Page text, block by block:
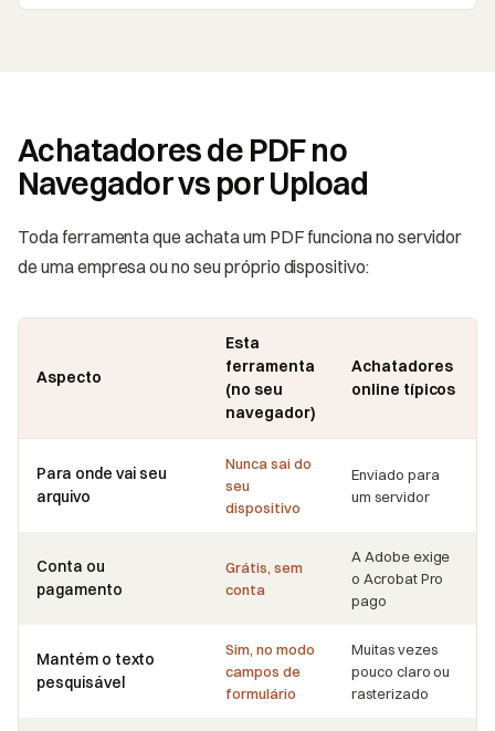
Achatadores de PDF no
Navegador vs por Upload
Toda ferramenta que achata um PDF funciona no servidor
de uma empresa ou no seu próprio dispositivo:
Aspecto
Esta
ferramenta
(no seu
navegador)
Achatadores
online típicos
Para onde vai seu
arquivo
Nunca sai do
seu
dispositivo
Enviado para
um servidor
Conta ou
pagamento
Grátis, sem
conta
A Adobe exige
o Acrobat Pro
pago
Mantém o texto
pesquisável
Sim, no modo
campos de
formulário
Muitas vezes
pouco claro ou
rasterizado